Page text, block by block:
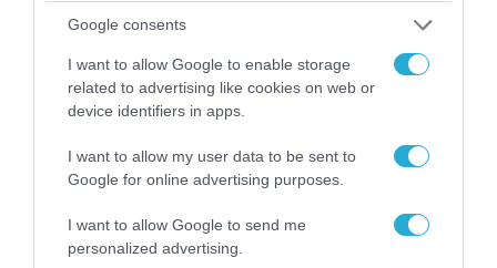
Google consents
I want to allow Google to enable storage
related to advertising like cookies on web or
device identifiers in apps.
I want to allow my user data to be sent to
Google for online advertising purposes.
I want to allow Google to send me
personalized advertising.
«Φώτισε» το Κίεβο μετά από χτύπημα με
υπερηχητικό 3M22 Zircon: Σοκαρισμένος